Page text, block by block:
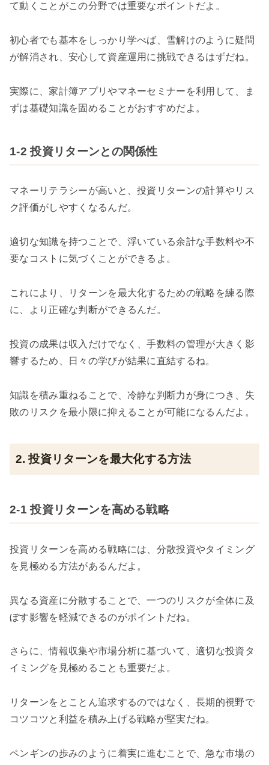
て動くことがこの分野では重要なポイントだよ。
初心者でも基本をしっかり学べば、雪解けのように疑問
が解消され、安心して資産運用に挑戦できるはずだね。
実際に、家計簿アプリやマネーセミナーを利用して、ま
ずは基礎知識を固めることがおすすめだよ。
1-2 投資リターンとの関係性
マネーリテラシーが高いと、投資リターンの計算やリス
ク評価がしやすくなるんだ。
適切な知識を持つことで、浮いている余計な手数料や不
要なコストに気づくことができるよ。
これにより、リターンを最大化するための戦略を練る際
に、より正確な判断ができるんだ。
投資の成果は収入だけでなく、手数料の管理が大きく影
響するため、日々の学びが結果に直結するね。
知識を積み重ねることで、冷静な判断力が身につき、失
敗のリスクを最小限に抑えることが可能になるんだよ。
2. 投資リターンを最大化する方法
2-1 投資リターンを高める戦略
投資リターンを高める戦略には、分散投資やタイミング
を見極める方法があるんだよ。
異なる資産に分散することで、一つのリスクが全体に及
ぼす影響を軽減できるのがポイントだね。
さらに、情報収集や市場分析に基づいて、適切な投資タ
イミングを見極めることも重要だよ。
リターンをとことん追求するのではなく、長期的視野で
コツコツと利益を積み上げる戦略が堅実だね。
ペンギンの歩みのように着実に進むことで、急な市場の